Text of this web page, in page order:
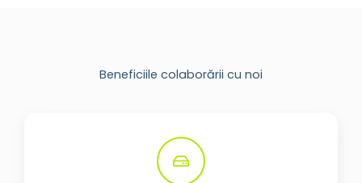
Beneficiile colaborării cu noi